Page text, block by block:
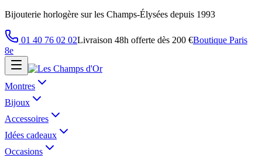
Bijouterie horlogère sur les Champs-Élysées depuis 1993
01 40 76 02 02Livraison 48h offerte dès 200 €Boutique Paris
8e
Montres
Bijoux
Accessoires
Idées cadeaux
Occasions